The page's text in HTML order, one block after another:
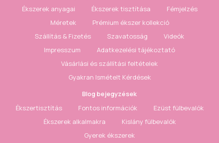
Ékszerek anyagai
Ékszerek tisztítása
Fémjelzés
Méretek
Prémium ékszer kollekció
Szállítás & Fizetés
Szavatosság
Videók
Impresszum
Adatkezelési tájékoztató
Vásárlási és szállítási feltételek
Gyakran Ismételt Kérdések
Blog bejegyzések
Ékszertisztítás
Fontos információk
Ezüst fülbevalók
Ékszerek alkalmakra
Kislány fülbevalók
Gyerek ékszerek